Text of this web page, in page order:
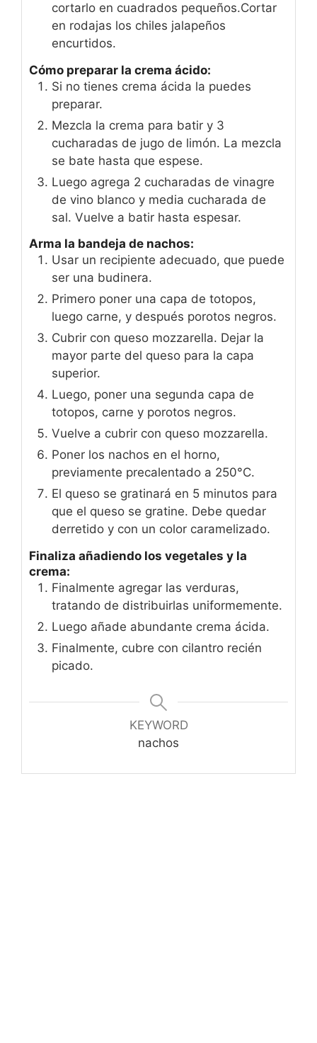
cortarlo en cuadrados pequeños.Cortar
en rodajas los chiles jalapeños
encurtidos.
Cómo preparar la crema ácido:
Si no tienes crema ácida la puedes
preparar.
Mezcla la crema para batir y 3
cucharadas de jugo de limón. La mezcla
se bate hasta que espese.
Luego agrega 2 cucharadas de vinagre
de vino blanco y media cucharada de
sal. Vuelve a batir hasta espesar.
Arma la bandeja de nachos:
Usar un recipiente adecuado, que puede
ser una budinera.
Primero poner una capa de totopos,
luego carne, y después porotos negros.
Cubrir con queso mozzarella. Dejar la
mayor parte del queso para la capa
superior.
Luego, poner una segunda capa de
totopos, carne y porotos negros.
Vuelve a cubrir con queso mozzarella.
Poner los nachos en el horno,
previamente precalentado a 250°C.
El queso se gratinará en 5 minutos para
que el queso se gratine. Debe quedar
derretido y con un color caramelizado.
Finaliza añadiendo los vegetales y la
crema:
Finalmente agregar las verduras,
tratando de distribuirlas uniformemente.
Luego añade abundante crema ácida.
Finalmente, cubre con cilantro recién
picado.
KEYWORD
nachos